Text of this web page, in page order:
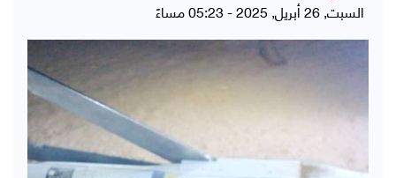
السبت, 26 أبريل, 2025 - 05:23 مساءً